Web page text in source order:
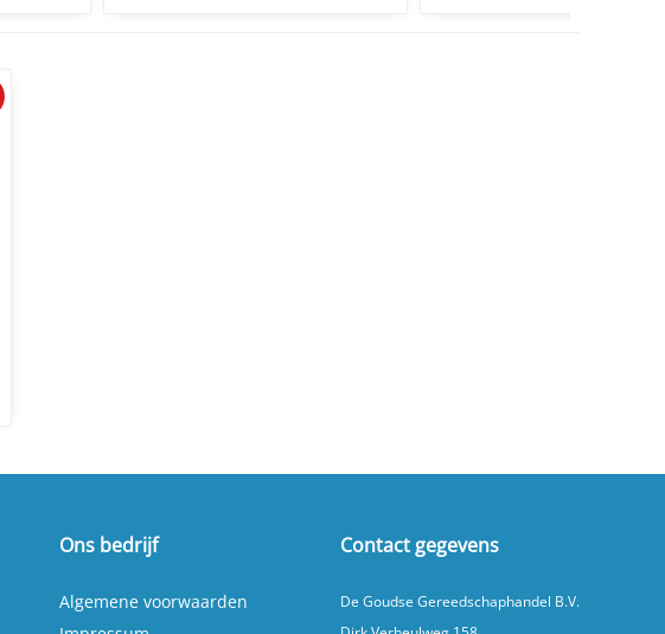
Ons bedrijf
Algemene voorwaarden
Contact gegevens
De Goudse Gereedschaphandel B.V.